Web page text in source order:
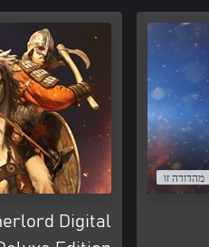
מהדורה זו
Digital